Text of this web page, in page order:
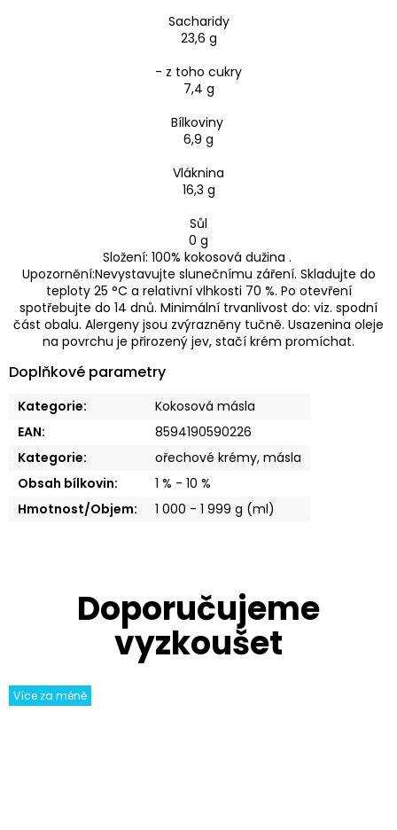
Více za méně
Sacharidy
23,6 g
- z toho cukry
7,4 g
Bílkoviny
6,9 g
Vláknina
16,3 g
Sůl
0 g
Složení: 100% kokosová dužina .
Upozornění:Nevystavujte slunečnímu záření. Skladujte do
teploty 25 °C a relativní vlhkosti 70 %. Po otevření
spotřebujte do 14 dnů. Minimální trvanlivost do: viz. spodní
část obalu. Alergeny jsou zvýrazněny tučně. Usazenina oleje
na povrchu je přirozený jev, stačí krém promíchat.
Doplňkové parametry
Kategorie:
Kokosová másla
EAN:
8594190590226
Kategorie:
ořechové krémy, másla
Obsah bílkovin:
1 % - 10 %
Hmotnost/Objem: 1 000 - 1 999 g (ml)